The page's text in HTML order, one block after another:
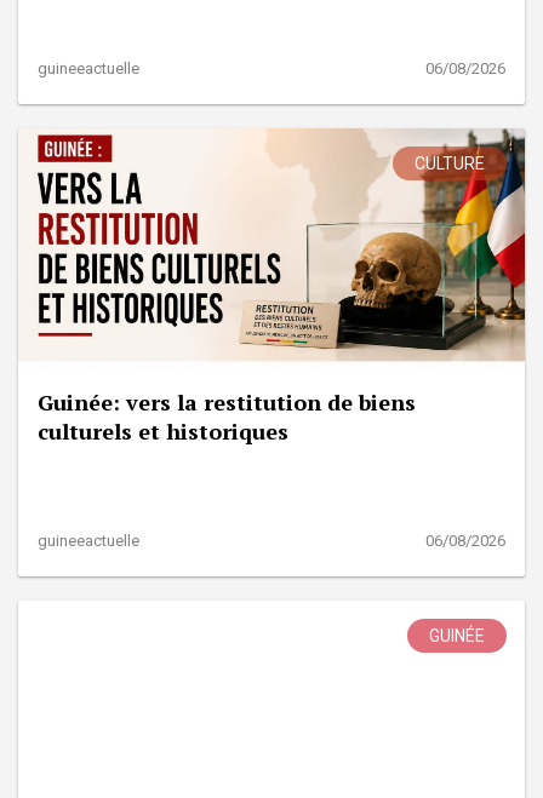
guineeactuelle 06/08/2026
CULTURE
Guinée: vers la restitution de biens
culturels et historiques
guineeactuelle 06/08/2026
GUINÉE